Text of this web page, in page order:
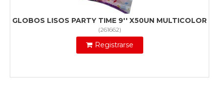
GLOBOS LISOS PARTY TIME 9'' X50UN MULTICOLOR
(261662)
Registrarse